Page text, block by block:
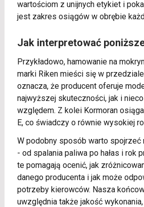
wartościom z unijnych etykiet i
jest zakres osiągów w obrębie
Jak interpretować
Przykładowo, hamowanie na
marki Riken mieści się w
oznacza, że producent oferuje
najwyższej skuteczności, jak i
względem. Z kolei Kormoran
E, co świadczy o równie wysokiej
W podobny sposób warto spojrzeć
- od spalania paliwa po hałas i rok
te pomagają ocenić, jak
danego producenta i jak może
potrzeby kierowców. Nasza
uwzględnia także jakość